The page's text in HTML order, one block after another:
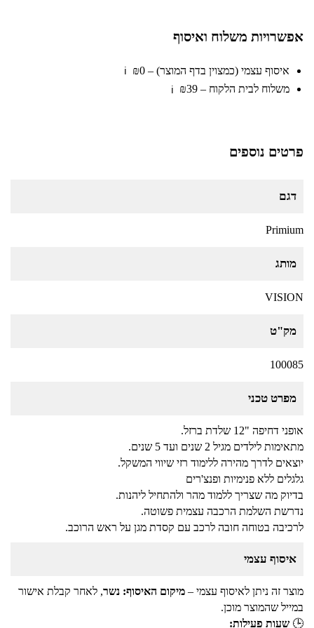
קסדת רכיבה לילדים בעיצוב מדליק של
₪59
₪59
קסדת רכיבה לילדים בעיצוב מדליק של
ספיידרמן מבית Anonima
₪59
קסדת רכיבה לילדים בעיצוב מדליק של
סוניק מבית Anonima
אפשרויות משלוח ואיסוף
איסוף עצמי (כמצוין בדף המוצר) – ₪0 ℹ️
משלוח לבית הלקוח – ₪39 ℹ️
פרטים נוספים
דגם
Primium
מותג
VISION
מק"ט
100085
מפרט טכני
אופני דחיפה "12 שלדת ברזל.
מתאימות לילדים מגיל 2 שנים ועד 5 שנים.
יוצאים לדרך מהירה ללימוד רזי שיווי המשקל.
גלגלים ללא פנימיות ופנצ'רים
בדיוק מה שצריך ללמוד מהר ולהתחיל ליהנות.
נדרשת השלמת הרכבה עצמית פשוטה.
לרכיבה בטוחה חובה לרכב עם קסדת מגן על ראש הרוכב.
איסוף עצמי
מוצר זה ניתן לאיסוף עצמי – מיקום האיסוף: נשר, לאחר קבלת אישור
במייל שהמוצר מוכן.
🕒 שעות פעילות: